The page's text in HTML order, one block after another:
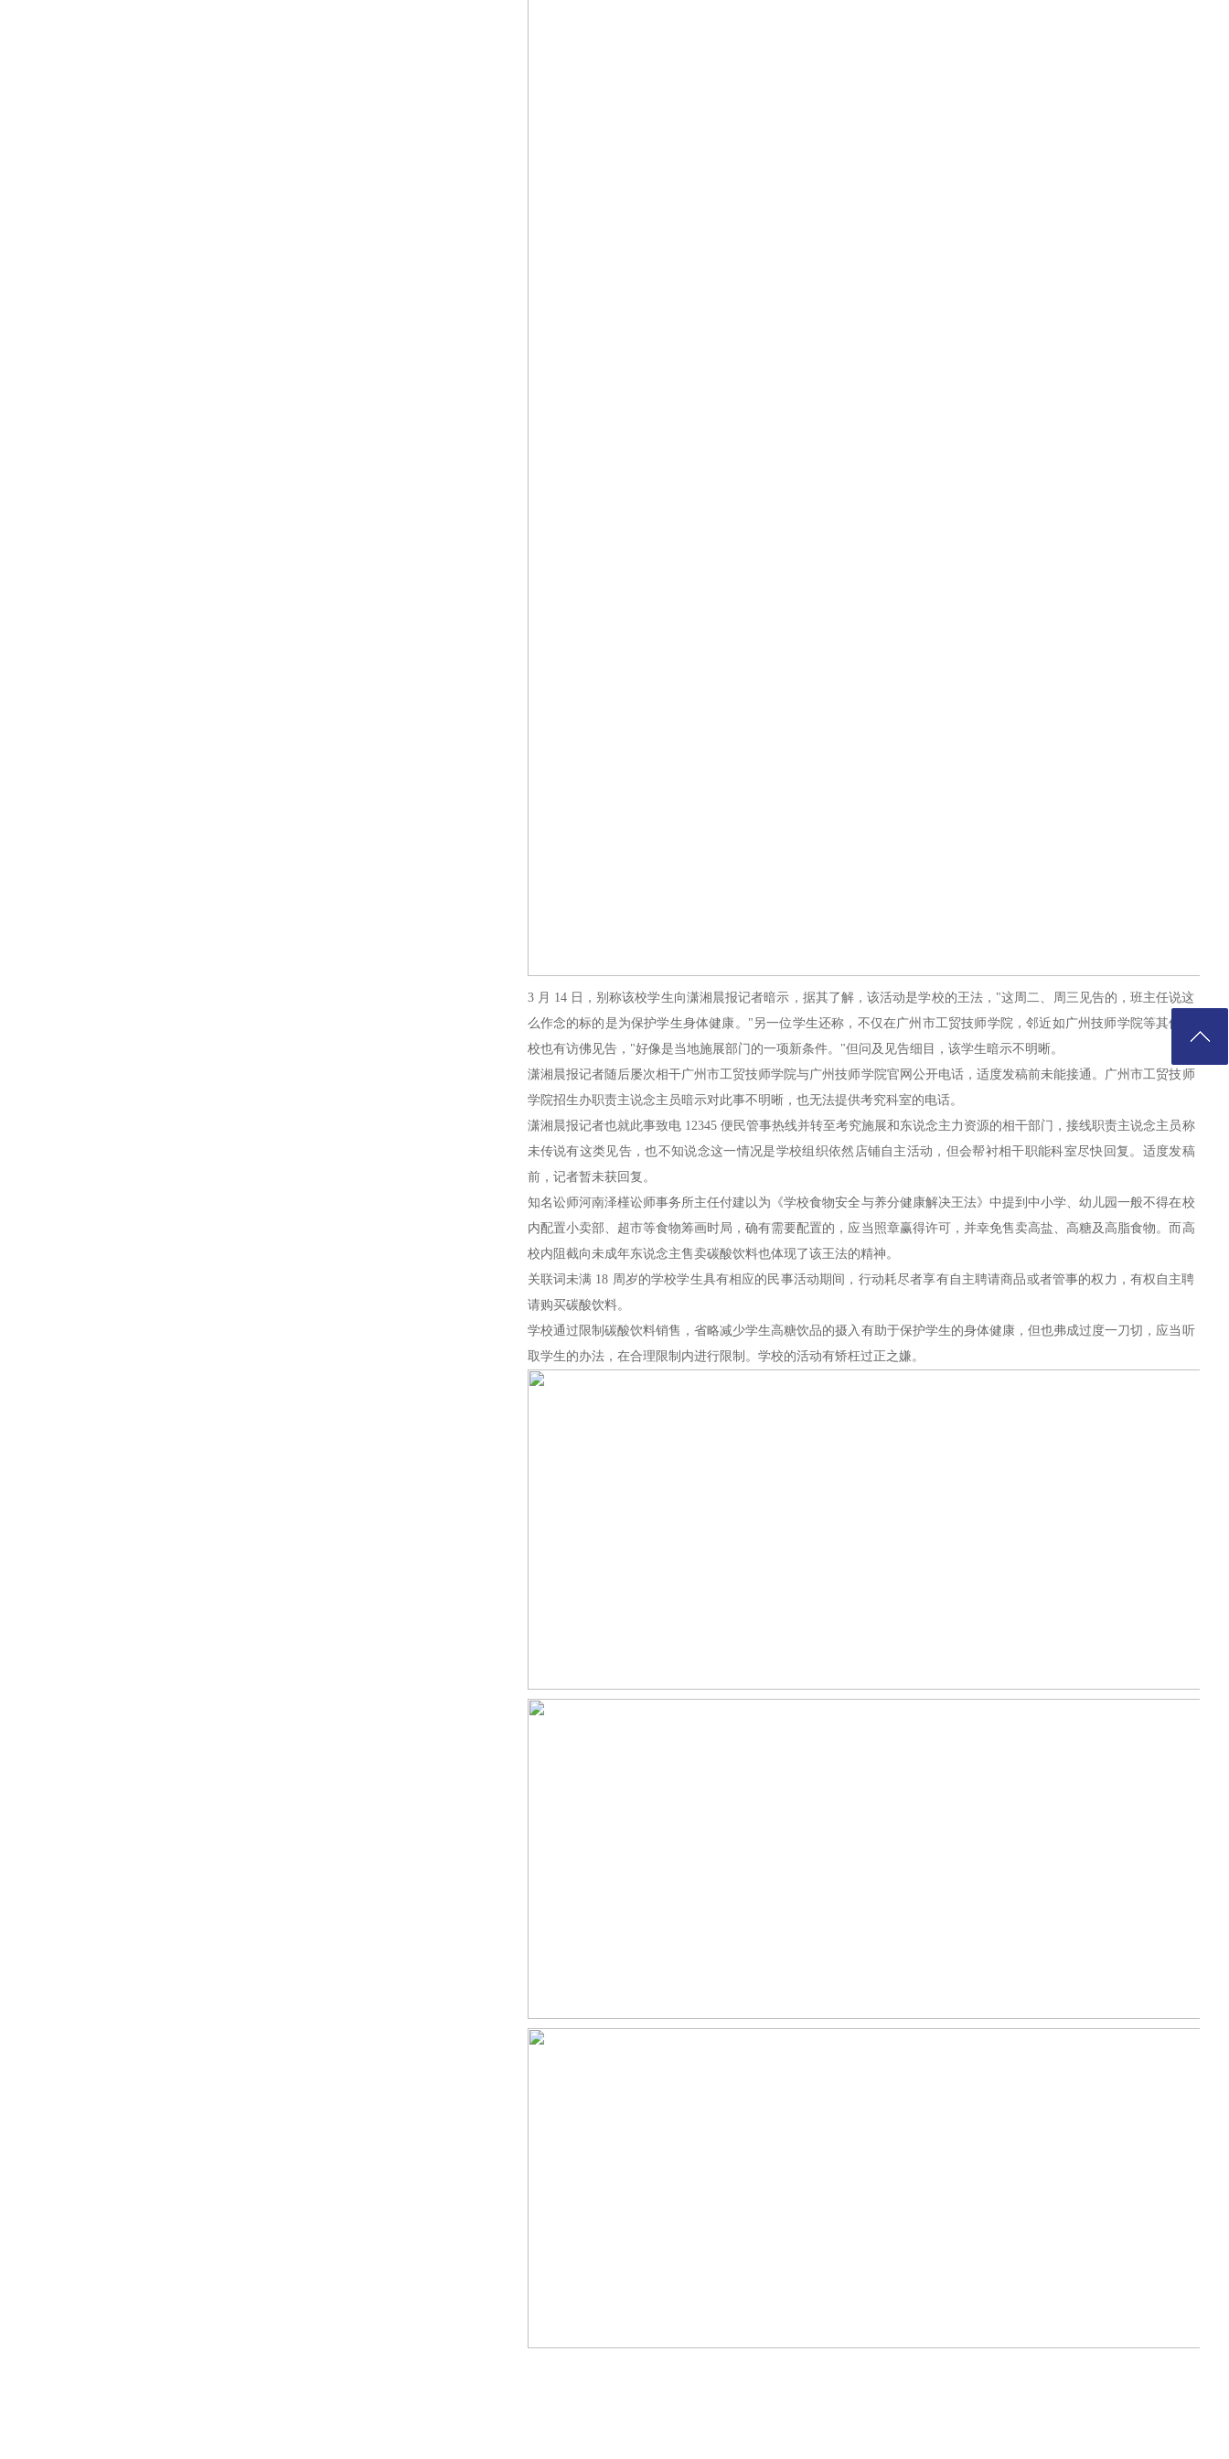
3 月 14 日，别称该校学生向潇湘晨报记者暗示，据其了解，该活动是学校的王法，"这周二、周三见告的，班主任说这
么作念的标的是为保护学生身体健康。"另一位学生还称，不仅在广州市工贸技师学院，邻近如广州技师学院等其他学
校也有访佛见告，"好像是当地施展部门的一项新条件。"但问及见告细目，该学生暗示不明晰。
潇湘晨报记者随后屡次相干广州市工贸技师学院与广州技师学院官网公开电话，适度发稿前未能接通。广州市工贸技师
学院招生办职责主说念主员暗示对此事不明晰，也无法提供考究科室的电话。
潇湘晨报记者也就此事致电 12345 便民管事热线并转至考究施展和东说念主力资源的相干部门，接线职责主说念主员称
未传说有这类见告，也不知说念这一情况是学校组织依然店铺自主活动，但会帮衬相干职能科室尽快回复。适度发稿
前，记者暂未获回复。
知名讼师河南泽槿讼师事务所主任付建以为《学校食物安全与养分健康解决王法》中提到中小学、幼儿园一般不得在校
内配置小卖部、超市等食物筹画时局，确有需要配置的，应当照章赢得许可，并幸免售卖高盐、高糖及高脂食物。而高
校内阻截向未成年东说念主售卖碳酸饮料也体现了该王法的精神。
关联词未满 18 周岁的学校学生具有相应的民事活动期间，行动耗尽者享有自主聘请商品或者管事的权力，有权自主聘
请购买碳酸饮料。
学校通过限制碳酸饮料销售，省略减少学生高糖饮品的摄入有助于保护学生的身体健康，但也弗成过度一刀切，应当听
取学生的办法，在合理限制内进行限制。学校的活动有矫枉过正之嫌。